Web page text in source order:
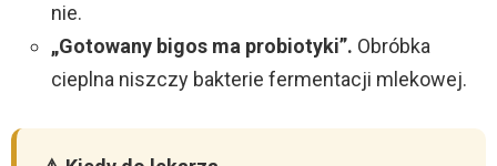
nie.
„Gotowany bigos ma probiotyki”. Obróbka
cieplna niszczy bakterie fermentacji mlekowej.